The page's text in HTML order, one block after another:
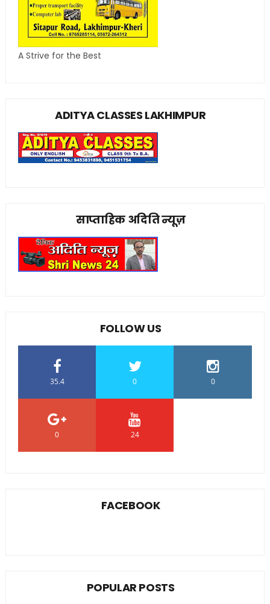
A Strive for the Best
ADITYA CLASSES LAKHIMPUR
साप्ताहिक अदिति न्यूज़
FOLLOW US
35.4 0 0
0 24
FACEBOOK
POPULAR POSTS